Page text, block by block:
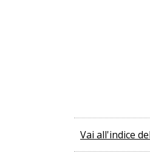
Vai all'indice